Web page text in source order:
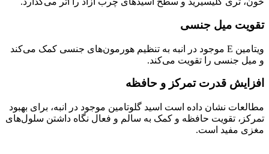
تقویت میل جنسی
ویتامین E موجود در انبه به تنظیم هورمون‌های جنسی کمک می‌کند
و میل جنسی را تقویت می‌کند.
افزایش قدرت تمرکز و حافظه
مطالعات نشان داده است اسید گلوتامین موجود در انبه، برای بهبود
تمرکز، تقویت حافظه و کمک به سالم و فعال نگاه داشتن سلول‌های
مغزی مفید است.